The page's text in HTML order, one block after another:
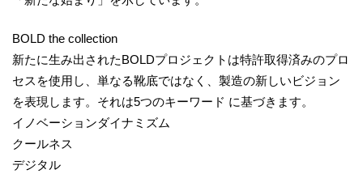
BOLD the collection
新たに生み出されたBOLDプロジェクトは特許取得済みのプロ
セスを使用し、単なる靴底ではなく、製造の新しいビジョン
を表現します。それは5つのキーワード に基づきます。
イノベーションダイナミズム
クールネス
デジタル